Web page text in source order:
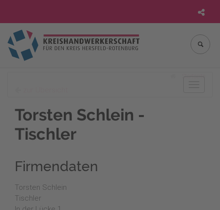
Torsten Schlein -
Tischler
Firmendaten
Torsten Schlein
Tischler